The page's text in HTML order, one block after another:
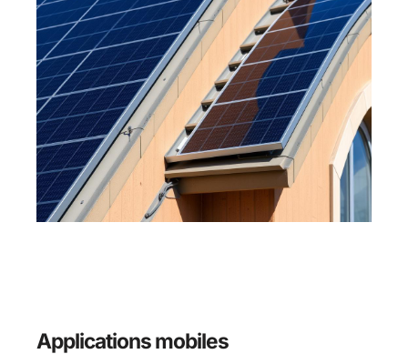
Applications mobiles